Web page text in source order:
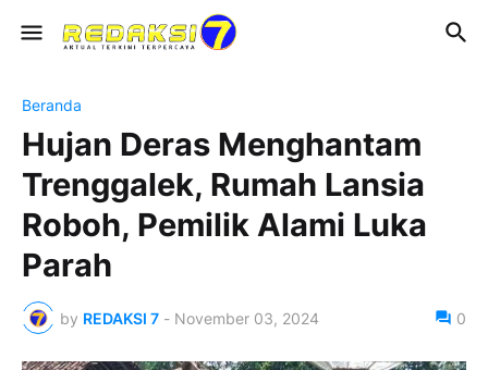
Beranda
Hujan Deras Menghantam
Trenggalek, Rumah Lansia
Roboh, Pemilik Alami Luka
Parah
by REDAKSI 7 - November 03, 2024 0